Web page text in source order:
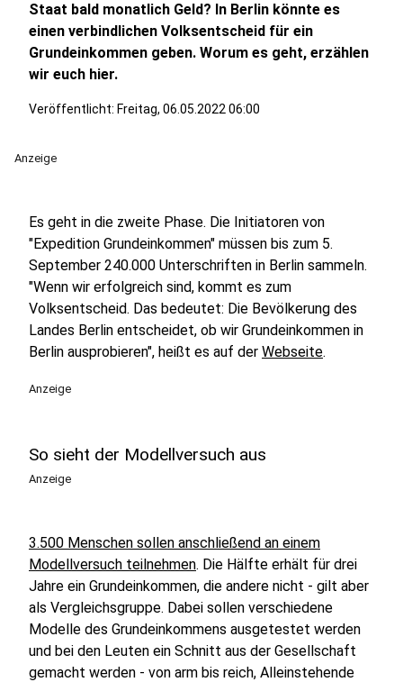
Staat bald monatlich Geld? In Berlin könnte es
einen verbindlichen Volksentscheid für ein
Grundeinkommen geben. Worum es geht, erzählen
wir euch hier.
Veröffentlicht: Freitag, 06.05.2022 06:00
Anzeige
Es geht in die zweite Phase. Die Initiatoren von
"Expedition Grundeinkommen" müssen bis zum 5.
September 240.000 Unterschriften in Berlin sammeln.
"Wenn wir erfolgreich sind, kommt es zum
Volksentscheid. Das bedeutet: Die Bevölkerung des
Landes Berlin entscheidet, ob wir Grundeinkommen in
Berlin ausprobieren", heißt es auf der Webseite.
Anzeige
So sieht der Modellversuch aus
Anzeige
3.500 Menschen sollen anschließend an einem
Modellversuch teilnehmen. Die Hälfte erhält für drei
Jahre ein Grundeinkommen, die andere nicht - gilt aber
als Vergleichsgruppe. Dabei sollen verschiedene
Modelle des Grundeinkommens ausgetestet werden
und bei den Leuten ein Schnitt aus der Gesellschaft
gemacht werden - von arm bis reich, Alleinstehende